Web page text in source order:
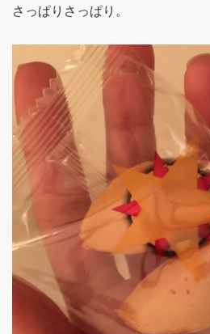
さっぱりさっぱり。